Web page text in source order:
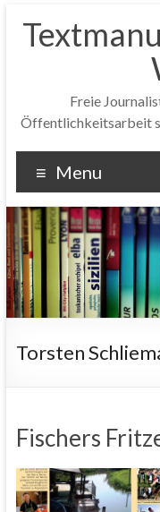
Freie
Öffentlichkeitsarbeit
Menu
Torsten
Fischers